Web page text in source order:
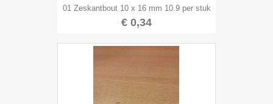
01 Zeskantbout 10 x 16 mm 10.9 per stuk
€ 0,34